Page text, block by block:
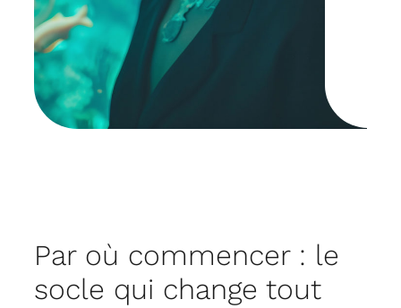
Par où commencer : le
socle qui change tout